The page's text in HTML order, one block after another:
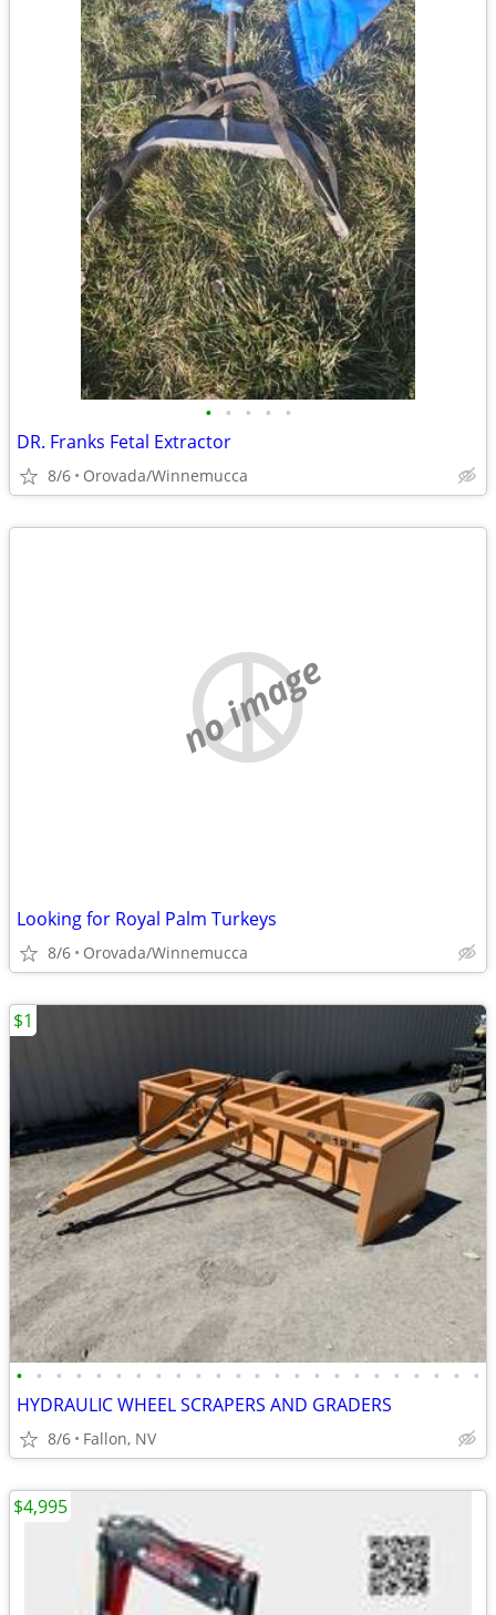
• • • • •
DR. Franks Fetal Extractor
8/6 Orovada/Winnemucca
no image
Looking for Royal Palm Turkeys
8/6 Orovada/Winnemucca
• • • • • • • • • • • • • • • • • • • • • • • •
HYDRAULIC WHEEL SCRAPERS AND GRADERS
8/6 Fallon, NV
$1
$4,995